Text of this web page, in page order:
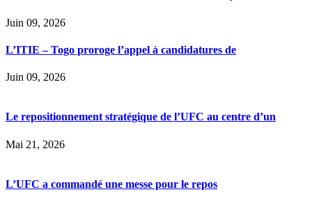
Juin 09, 2026
L’ITIE – Togo proroge l’appel à candidatures de
Juin 09, 2026
Le repositionnement stratégique de l’UFC au centre d’un
Mai 21, 2026
L’UFC a commandé une messe pour le repos